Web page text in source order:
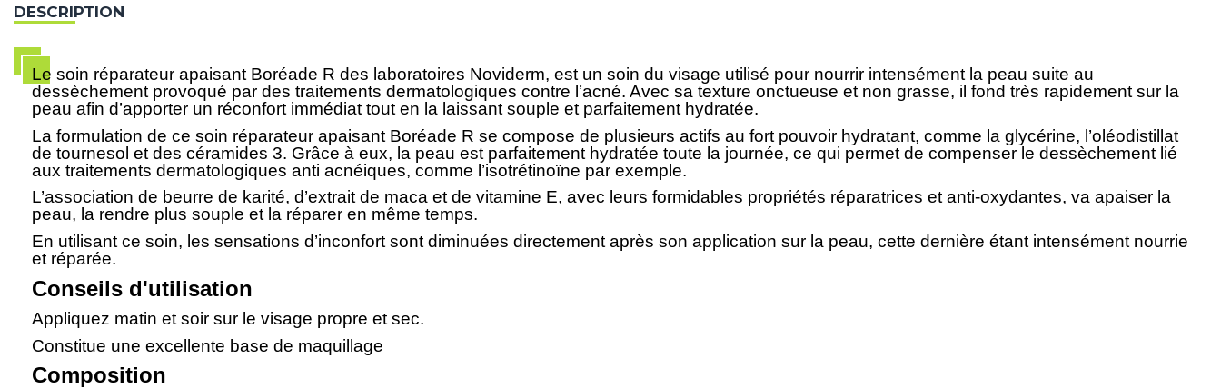
DESCRIPTION
Le soin réparateur apaisant Boréade R des laboratoires Noviderm, est un soin du visage utilisé pour nourrir intensément la peau suite au
dessèchement provoqué par des traitements dermatologiques contre l’acné. Avec sa texture onctueuse et non grasse, il fond très rapidement sur la
peau afin d’apporter un réconfort immédiat tout en la laissant souple et parfaitement hydratée.
La formulation de ce soin réparateur apaisant Boréade R se compose de plusieurs actifs au fort pouvoir hydratant, comme la glycérine, l’oléodistillat
de tournesol et des céramides 3. Grâce à eux, la peau est parfaitement hydratée toute la journée, ce qui permet de compenser le dessèchement lié
aux traitements dermatologiques anti acnéiques, comme l’isotrétinoïne par exemple.
L’association de beurre de karité, d’extrait de maca et de vitamine E, avec leurs formidables propriétés réparatrices et anti-oxydantes, va apaiser la
peau, la rendre plus souple et la réparer en même temps.
En utilisant ce soin, les sensations d’inconfort sont diminuées directement après son application sur la peau, cette dernière étant intensément nourrie
et réparée.
Conseils d'utilisation
Appliquez matin et soir sur le visage propre et sec.
Constitue une excellente base de maquillage
Composition